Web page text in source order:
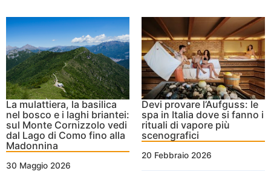
La mulattiera, la basilica
nel bosco e i laghi briantei:
sul Monte Cornizzolo vedi
dal Lago di Como fino alla
Madonnina
30 Maggio 2026
Devi provare l’Aufguss: le
spa in Italia dove si fanno i
rituali di vapore più
scenografici
20 Febbraio 2026